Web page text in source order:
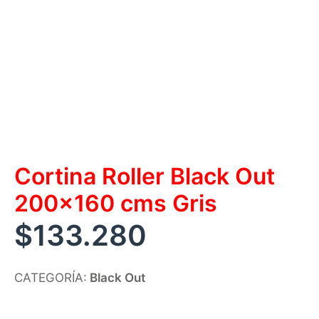
Cortina Roller Black Out
200×160 cms Gris
$133.280
CATEGORÍA: Black Out